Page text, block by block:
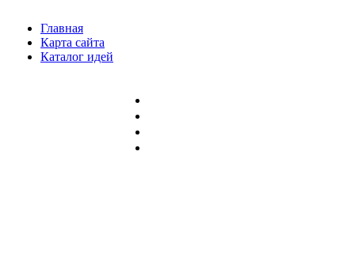
Главная
Карта сайта
Каталог идей